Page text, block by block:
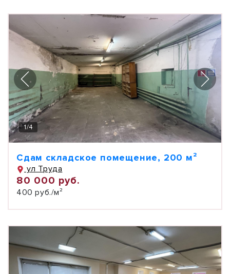
1/4
Сдам складское помещение, 200 м²
ул Труда
80 000 руб.
400 руб./м²